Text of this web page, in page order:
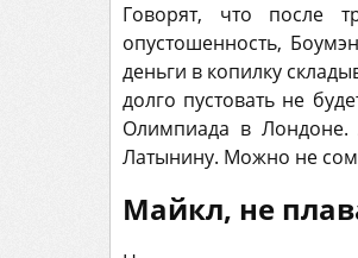
Говорят, что после
опустошенность,
деньги в копилку
долго пустовать не
Олимпиада в Лондоне.
Латынину. Можно не
Майкл, не